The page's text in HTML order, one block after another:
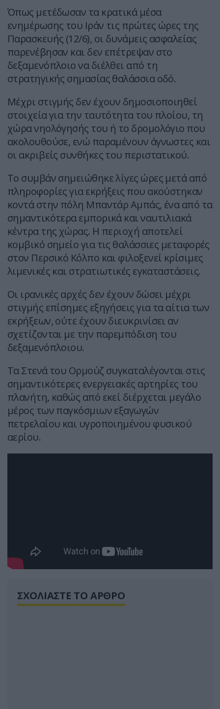
Όπως μετέδωσαν τα κρατικά μέσα
ενημέρωσης του Iράν τις πρώτες ώρες της
Παρασκευής (12/6), οι δυνάμεις ασφαλείας
παρενέβησαν και δεν επέτρεψαν στο
δεξαμενόπλοιο να διέλθει από τη
στρατηγικής σημασίας θαλάσσια οδό.
Μέχρι στιγμής δεν έχουν δημοσιοποιηθεί
στοιχεία για την ταυτότητα του πλοίου, τη
χώρα νηολόγησής του ή το δρομολόγιο που
ακολουθούσε, ενώ παραμένουν άγνωστες και
οι ακριβείς συνθήκες του περιστατικού.
Το συμβάν σημειώθηκε λίγες ώρες μετά από
πληροφορίες για εκρήξεις που ακούστηκαν
κοντά στην πόλη Μπαντάρ Αμπάς, ένα από τα
σημαντικότερα εμπορικά και ναυτιλιακά
κέντρα της χώρας. Η περιοχή αποτελεί
κομβικό σημείο για τις θαλάσσιες μεταφορές
στον Περσικό Κόλπο και φιλοξενεί κρίσιμες
λιμενικές και στρατιωτικές εγκαταστάσεις.
Οι ιρανικές αρχές δεν έχουν δώσει μέχρι
στιγμής επίσημες εξηγήσεις για τα αίτια των
εκρήξεων, ούτε έχουν διευκρινίσει αν
σχετίζονται με την παρεμπόδιση του
δεξαμενόπλοιου.
Τα Στενά του Ορμούζ συγκαταλέγονται στις
σημαντικότερες ενεργειακές αρτηρίες του
πλανήτη, καθώς από εκεί διέρχεται μεγάλο
μέρος των παγκόσμιων εξαγωγών
πετρελαίου και υγροποιημένου φυσικού
αερίου.
ΣΧΟΛΙΑΣΤΕ ΤΟ ΑΡΘΡΟ